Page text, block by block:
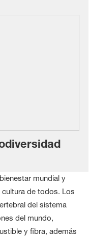
mundial y
cultura de todos. Los
del sistema
del mundo,
y fibra, además